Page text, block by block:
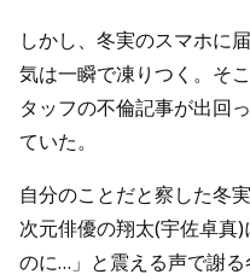
しかし、冬実のスマホに
気は一瞬で凍りつく。そ
タッフの不倫記事が出回
ていた。
自分のことだと察した冬
次元俳優の翔太(宇佐卓真
のに…」と震える声で謝